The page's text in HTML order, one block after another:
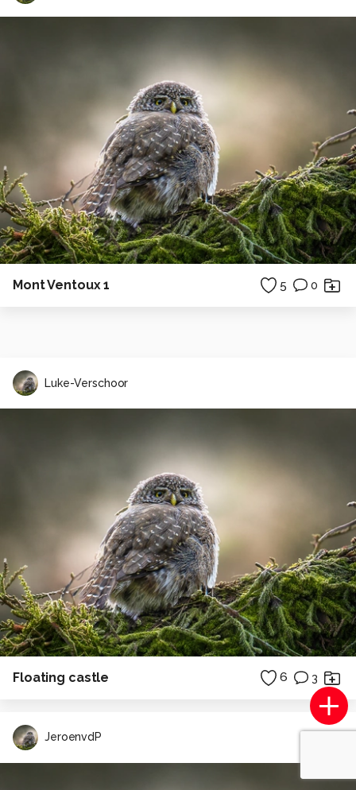
Mont Ventoux 1 5 0
Luke-Verschoor
Floating castle 6 3
JeroenvdP